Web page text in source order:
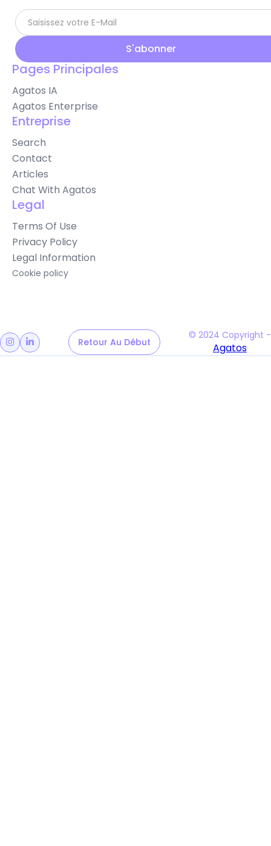
Pages Principales
Agatos IA
Agatos Enterprise
Entreprise
Search
Contact
Articles
Chat With Agatos
Legal
Terms Of Use
Privacy Policy
Legal Information
Cookie policy
© 2024 Copyright -
Agatos
  Retour Au Début
Retour Au Début